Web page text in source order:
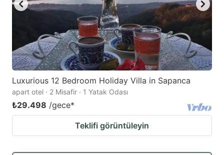
Luxurious 12 Bedroom Holiday Villa in Sapanca
apart otel · 2 Misafir · 1 Yatak Odası
₺29.498 /gece*
Teklifi görüntüleyin